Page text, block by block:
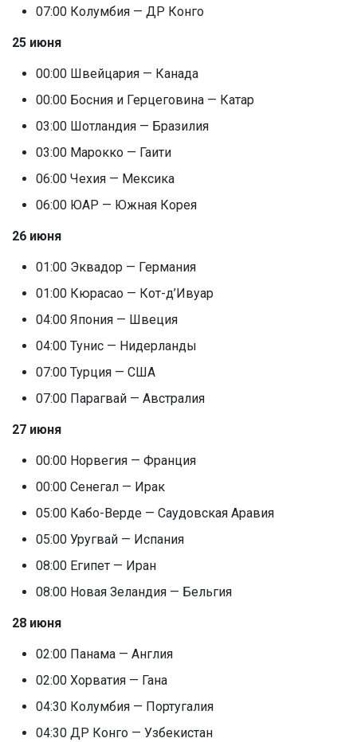
07:00 Колумбия — ДР Конго
25 июня
00:00 Швейцария — Канада
00:00 Босния и Герцеговина — Катар
03:00 Шотландия — Бразилия
03:00 Марокко — Гаити
06:00 Чехия — Мексика
06:00 ЮАР — Южная Корея
26 июня
01:00 Эквадор — Германия
01:00 Кюрасао — Кот-д’Ивуар
04:00 Япония — Швеция
04:00 Тунис — Нидерланды
07:00 Турция — США
07:00 Парагвай — Австралия
27 июня
00:00 Норвегия — Франция
00:00 Сенегал — Ирак
05:00 Кабо-Верде — Саудовская Аравия
05:00 Уругвай — Испания
08:00 Египет — Иран
08:00 Новая Зеландия — Бельгия
28 июня
02:00 Панама — Англия
02:00 Хорватия — Гана
04:30 Колумбия — Португалия
04:30 ДР Конго — Узбекистан